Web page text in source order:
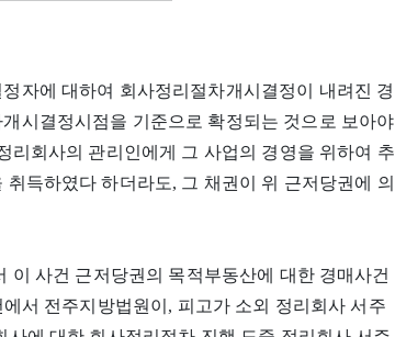
자에 대하여 회사정리절차개시결정이 내려진 경
시결정시점을 기준으로 확정되는 것으로 보아야
리회사의 관리인에게 그 사업의 경영을 위하여 추
득하였다 하더라도, 그 채권이 위 근저당권에 의
이 사건 근저당권의 목적부동산에 대한 경매사건
서 전주지방법원이, 피고가 소외 정리회사 서주